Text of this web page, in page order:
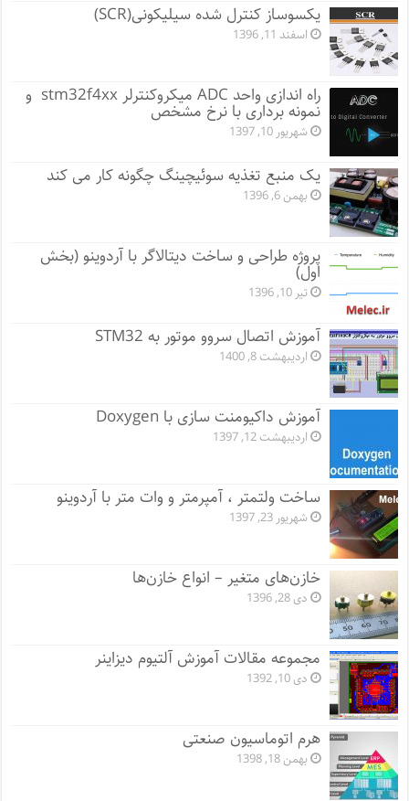
یکسوساز کنترل شده سیلیکونی(SCR)
اسفند 11, 1396
راه اندازی واحد ADC میکروکنترلر stm32f4xx و
نمونه برداری با نرخ مشخص
شهریور 10, 1397
یک منبع تغذیه سوئیچینگ چگونه کار می کند
بهمن 6, 1396
پروژه طراحی و ساخت دیتالاگر با آردوینو (بخش
اول)
تیر 10, 1396
آموزش اتصال سروو موتور به STM32
اردیبهشت 8, 1400
آموزش داکیومنت سازی با Doxygen
اردیبهشت 12, 1397
ساخت ولتمتر ، آمپرمتر و وات متر با آردوینو
شهریور 23, 1397
خازن‌های متغیر – انواع خازن‌ها
دی 28, 1396
مجموعه مقالات آموزش آلتیوم دیزاینر
دی 10, 1392
هرم اتوماسیون صنعتی
بهمن 18, 1398